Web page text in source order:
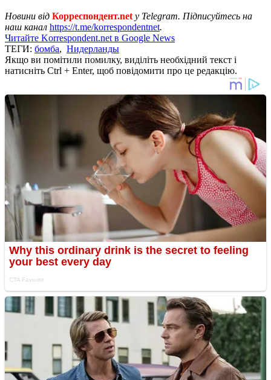
Новини від Корреспондент.net у Telegram. Підписуйтесь на
наш канал https://t.me/korrespondentnet.
Читайте Korrespondent.net в Google News
ТЕГИ: бомба, Нидерланды
Якщо ви помітили помилку, виділіть необхідний текст і
натисніть Ctrl + Enter, щоб повідомити про це редакцію.